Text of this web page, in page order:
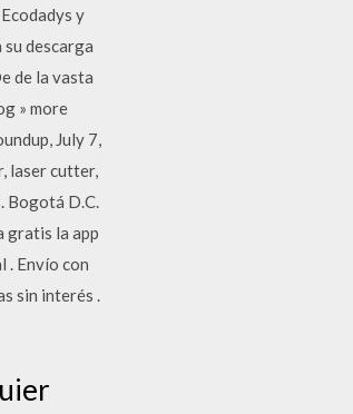
y
descarga
de la vasta
» more
July 7,
laser cutter,
Bogotá D.C.
gratis la app
. Envío con
sin interés .